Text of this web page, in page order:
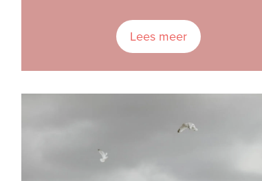
Lees meer